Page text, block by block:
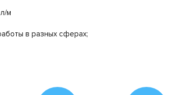
м
в разных сферах;